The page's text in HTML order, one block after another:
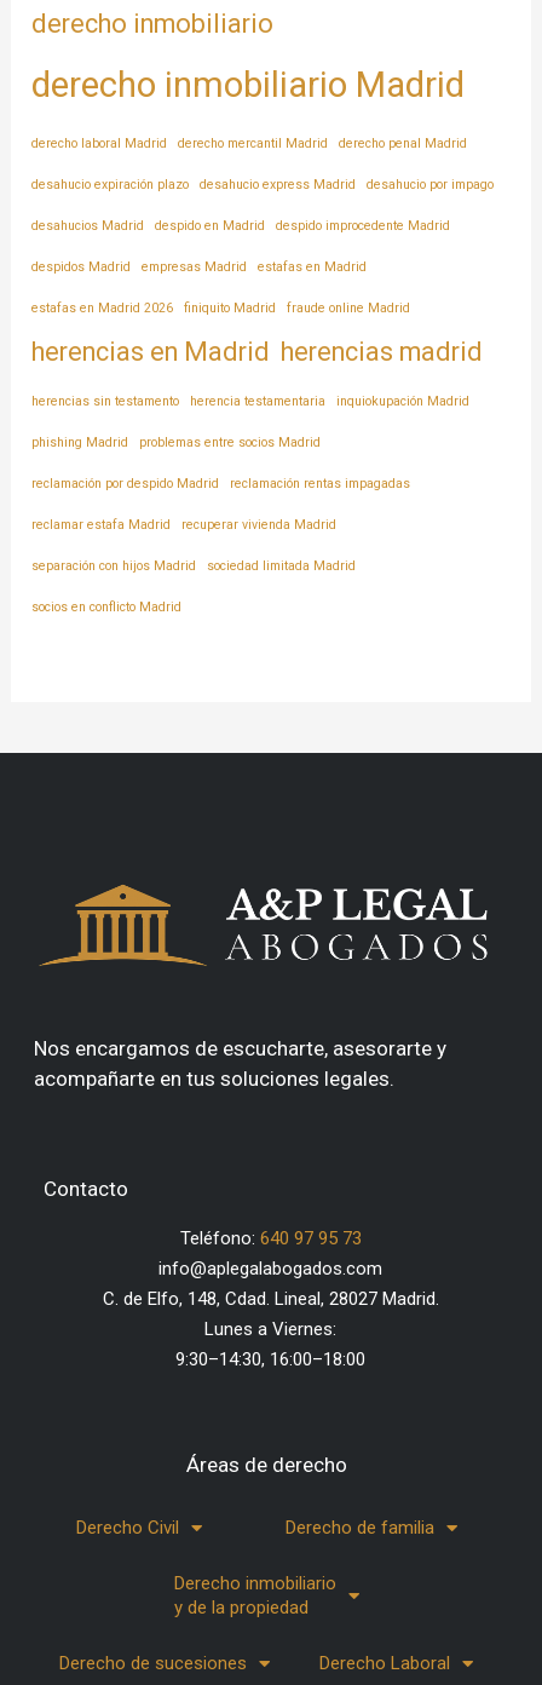
derecho inmobiliario
derecho inmobiliario Madrid
derecho laboral Madrid derecho mercantil Madrid derecho penal Madrid
desahucio expiración plazo desahucio express Madrid desahucio por impago
desahucios Madrid despido en Madrid despido improcedente Madrid
despidos Madrid empresas Madrid estafas en Madrid
estafas en Madrid 2026 finiquito Madrid fraude online Madrid
herencias en Madrid herencias madrid
herencias sin testamento herencia testamentaria inquiokupación Madrid
phishing Madrid problemas entre socios Madrid
reclamación por despido Madrid reclamación rentas impagadas
reclamar estafa Madrid recuperar vivienda Madrid
separación con hijos Madrid sociedad limitada Madrid
socios en conflicto Madrid
Nos encargamos de escucharte, asesorarte y
acompañarte en tus soluciones legales.
Contacto
Teléfono: 640 97 95 73
info@aplegalabogados.com
C. de Elfo, 148, Cdad. Lineal, 28027 Madrid.
Lunes a Viernes:
9:30–14:30, 16:00–18:00
Áreas de derecho
Derecho Civil Derecho de familia
Derecho inmobiliario
y de la propiedad
Derecho de sucesiones Derecho Laboral